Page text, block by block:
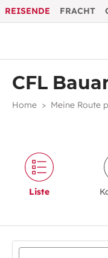
REISENDE FRACHT
CFL
Home Meine Route
Liste